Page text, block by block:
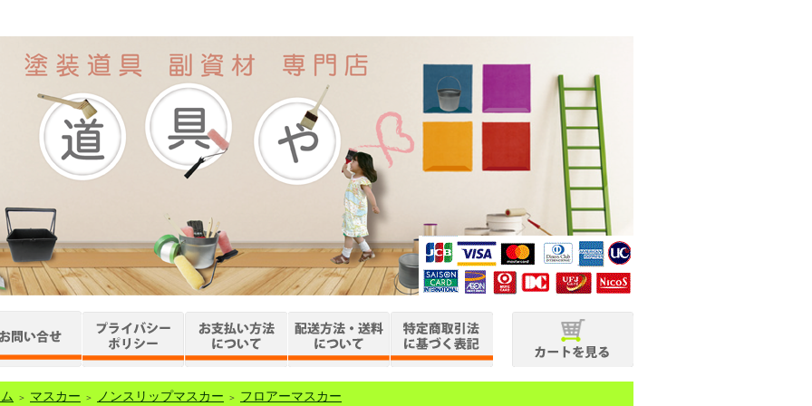
＞ マスカー ＞ ノンスリップマスカー ＞
フロアーマスカー